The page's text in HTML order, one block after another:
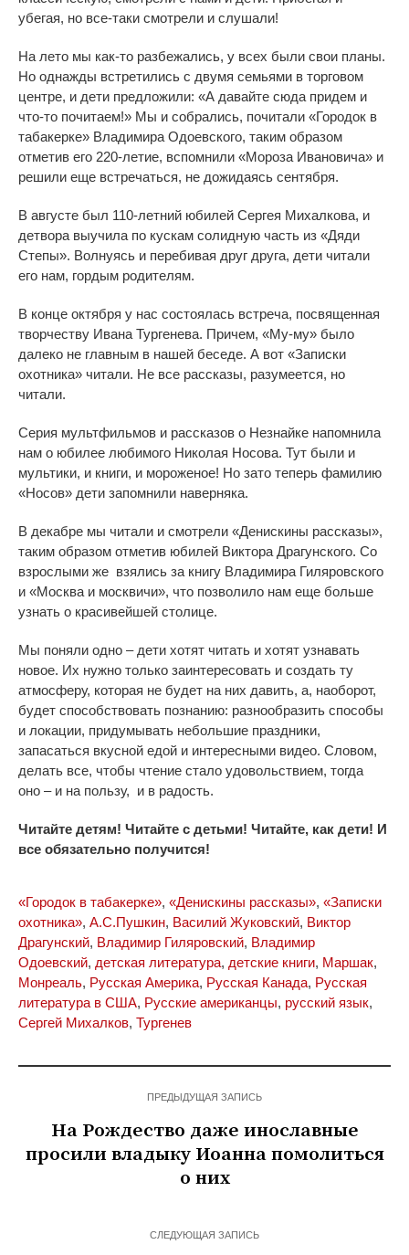
убегая, но все-таки смотрели и слушали!
На лето мы как-то разбежались, у всех были свои планы.
Но однажды встретились с двумя семьями в торговом
центре, и дети предложили: «А давайте сюда придем и
что-то почитаем!» Мы и собрались, почитали «Городок в
табакерке» Владимира Одоевского, таким образом
отметив его 220-летие, вспомнили «Мороза Ивановича» и
решили еще встречаться, не дожидаясь сентября.
В августе был 110-летний юбилей Сергея Михалкова, и
детвора выучила по кускам солидную часть из «Дяди
Степы». Волнуясь и перебивая друг друга, дети читали
его нам, гордым родителям.
В конце октября у нас состоялась встреча, посвященная
творчеству Ивана Тургенева. Причем, «Му-му» было
далеко не главным в нашей беседе. А вот «Записки
охотника» читали. Не все рассказы, разумеется, но
читали.
Серия мультфильмов и рассказов о Незнайке напомнила
нам о юбилее любимого Николая Носова. Тут были и
мультики, и книги, и мороженое! Но зато теперь фамилию
«Носов» дети запомнили наверняка.
В декабре мы читали и смотрели «Денискины рассказы»,
таким образом отметив юбилей Виктора Драгунского. Со
взрослыми же взялись за книгу Владимира Гиляровского
и «Москва и москвичи», что позволило нам еще больше
узнать о красивейшей столице.
Мы поняли одно – дети хотят читать и хотят узнавать
новое. Их нужно только заинтересовать и создать ту
атмосферу, которая не будет на них давить, а, наоборот,
будет способствовать познанию: разнообразить способы
и локации, придумывать небольшие праздники,
запасаться вкусной едой и интересными видео. Словом,
делать все, чтобы чтение стало удовольствием, тогда
оно – и на пользу, и в радость.
Читайте детям! Читайте с детьми! Читайте, как дети! И
все обязательно получится!
«Городок в табакерке», «Денискины рассказы», «Записки
охотника», А.С.Пушкин, Василий Жуковский, Виктор
Драгунский, Владимир Гиляровский, Владимир
Одоевский, детская литература, детские книги, Маршак,
Монреаль, Русская Америка, Русская Канада, Русская
литература в США, Русские американцы, русский язык,
Сергей Михалков, Тургенев
ПРЕДЫДУЩАЯ ЗАПИСЬ
На Рождество даже инославные
просили владыку Иоанна помолиться
о них
СЛЕДУЮЩАЯ ЗАПИСЬ